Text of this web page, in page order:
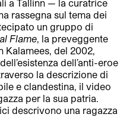
a Tallinn — la curatrice
rassegna sul tema dei
un gruppo di
Flame, la preveggente
Kalamees, del 2002,
dell’anti-eroe
la descrizione di
e clandestina, il video
per la sua patria.
descrivono una ragazza